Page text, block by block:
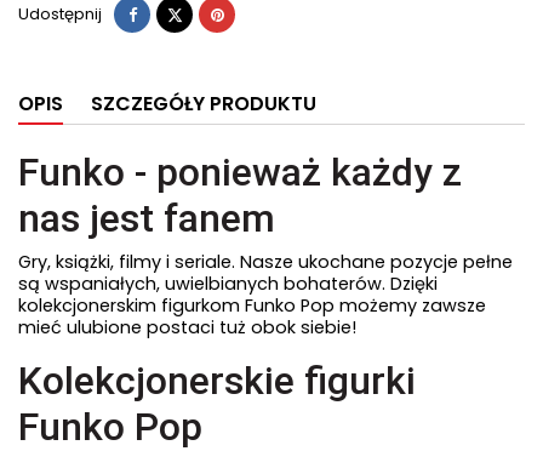
Udostępnij Udostępnij
TweetujPinterest
OPIS SZCZEGÓŁY PRODUKTU
Funko - ponieważ każdy z
nas jest fanem
Gry, książki, filmy i seriale. Nasze ukochane pozycje pełne
są wspaniałych, uwielbianych bohaterów. Dzięki
kolekcjonerskim figurkom Funko Pop możemy zawsze
mieć ulubione postaci tuż obok siebie!
Kolekcjonerskie figurki
Funko Pop